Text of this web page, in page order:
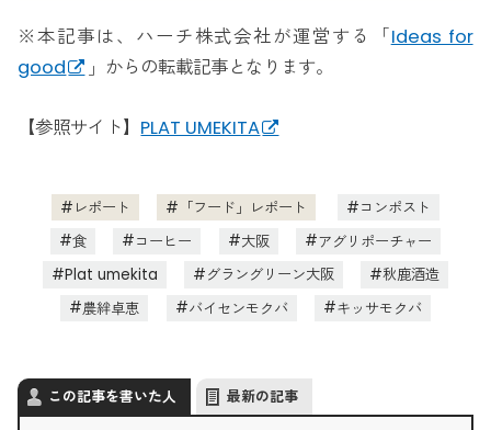
※本記事は、ハーチ株式会社が運営する「Ideas for
good
」からの転載記事となります。
【参照サイト】 PLAT UMEKITA
レポート 「フード」レポート
コンポスト
食
コーヒー 大阪
アグリポーチャー
Plat umekita
グラングリーン大阪
秋鹿酒造
農絆卓恵
バイセンモクバ キッサモクバ
この記事を書いた人 最新の記事